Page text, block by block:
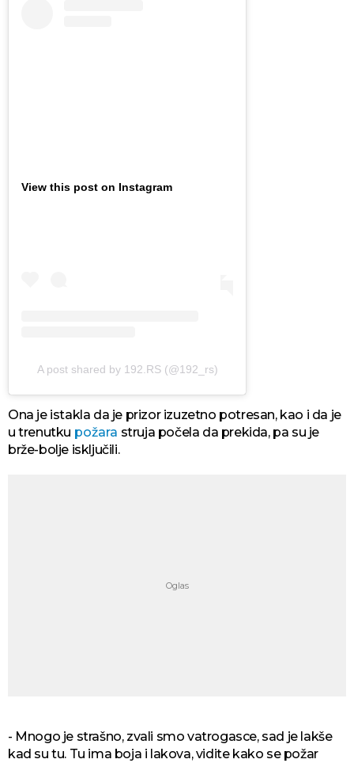
View this post on Instagram
A post shared by 192.RS (@192_rs)
Ona je istakla da je prizor izuzetno potresan, kao i da je
u trenutku požara struja počela da prekida, pa su je
brže-bolje isključili.
- Mnogo je strašno, zvali smo vatrogasce, sad je lakše
kad su tu. Tu ima boja i lakova, vidite kako se požar